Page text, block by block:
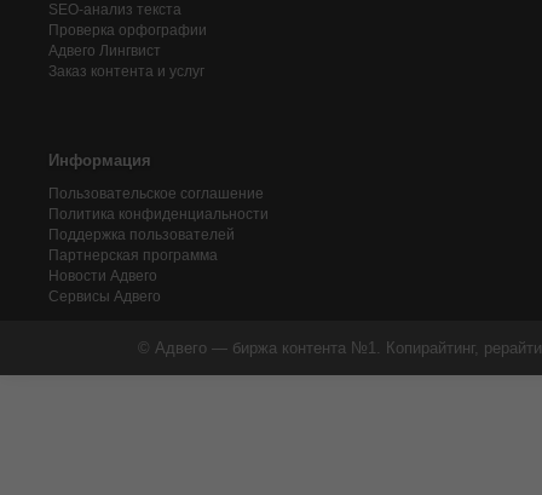
SEO-анализ текста
Проверка орфографии
Адвего Лингвист
Заказ контента и услуг
Информация
Пользовательское соглашение
Политика конфиденциальности
Поддержка пользователей
Партнерская программа
Новости Адвего
Сервисы Адвего
© Адвего — биржа контента №1. Копирайтинг,